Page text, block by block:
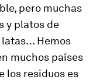
pero muchas
y platos de
latas… Hemos
muchos países
los residuos es